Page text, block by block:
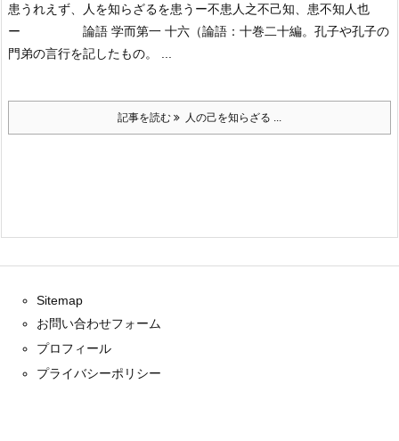
患うれえず、人を知らざるを患う ー不患人之不己知、患不知人也
ー 論語 学而第一 十六 （論語：十巻二十編。孔子や孔子の
門弟の言行を記したもの。 ...
記事を読む 人の己を知らざる ...
Sitemap
お問い合わせフォーム
プロフィール
プライバシーポリシー